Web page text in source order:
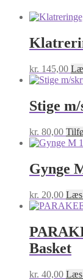
kr. 145,00
Stige
kr. 80,00
Gynge
kr. 20,00 Læs
Basket
kr. 40,00 Læs